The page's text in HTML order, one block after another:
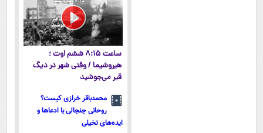
ساعت ۸:۱۵ ششم اوت ؛
هیروشیما / وقتی شهر در دیگ
قیر می‌جوشید
محمدباقر خرازی کیست؟
روحانی جنجالی با ادعاها و
ایده‌های تخیلی